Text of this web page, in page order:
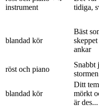
instrument
tidiga,
blandad kör
Bäst
ankar
röst och piano
Snabbt
blandad kör
Ditt
mörkt
är des...